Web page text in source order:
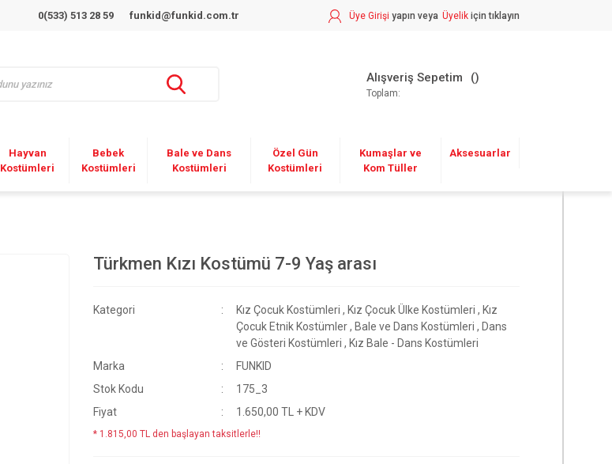
0(533) 513 28 59 funkid@funkid.com.tr Üye Girişi yapın veya Üyelik için tıklayın
Alışveriş Sepetim
Toplam:
Hayvan
Kostümleri
Bebek
Kostümleri
Bale ve Dans
Kostümleri
Özel Gün
Kostümleri
Kumaşlar ve
Kom Tüller
Aksesuarlar
Türkmen Kızı Kostümü 7-9 Yaş arası
Kategori Kız Çocuk Kostümleri , Kız Çocuk Ülke Kostümleri , Kız
Çocuk Etnik Kostümler, Bale ve Dans Kostümleri , Dans
ve Gösteri Kostümleri , Kız Bale - Dans Kostümleri
Marka
FUNKID
Stok Kodu
175_3
Fiyat
1.650,00 TL + KDV
* 1.815,00 TL den başlayan taksitlerle!!